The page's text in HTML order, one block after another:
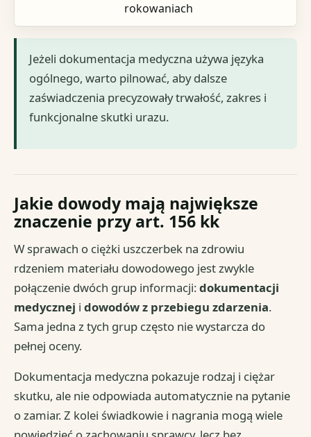
rokowaniach
Jeżeli dokumentacja medyczna używa języka
ogólnego, warto pilnować, aby dalsze
zaświadczenia precyzowały trwałość, zakres i
funkcjonalne skutki urazu.
Jakie dowody mają największe
znaczenie przy art. 156 kk
W sprawach o ciężki uszczerbek na zdrowiu
rdzeniem materiału dowodowego jest zwykle
połączenie dwóch grup informacji:dokumentacji
medycznej idowodów z przebiegu zdarzenia.
Sama jedna z tych grup często nie wystarcza do
pełnej oceny.
Dokumentacja medyczna pokazuje rodzaj i ciężar
skutku, ale nie odpowiada automatycznie na pytanie
o zamiar. Z kolei świadkowie i nagrania mogą wiele